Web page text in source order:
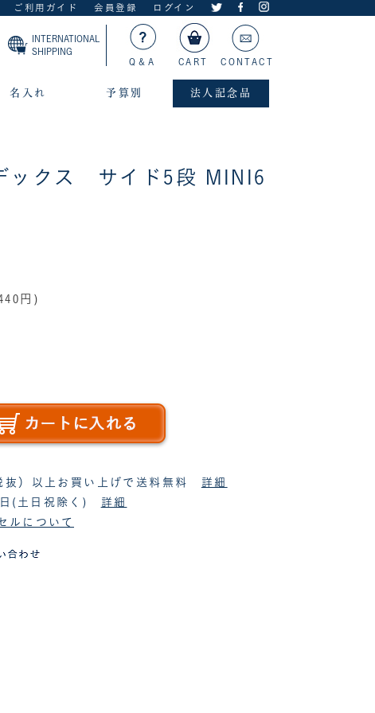
ご利用ガイド 会員登録 ログイン
INTERNATIONAL
SHIPPING
Q＆A
CART CONTACT
名入れ 予算別 法人記念品
ックス サイド5段 MINI6
円)
ルについて
抜）以上お買い上げで送料無料 詳細
日(土日祝除く) 詳細